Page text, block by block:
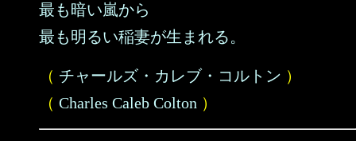
最も暗い嵐から
最も明るい稲妻が生まれる。
（ チャールズ・カレブ・コルトン ）
（ Charles Caleb Colton ）